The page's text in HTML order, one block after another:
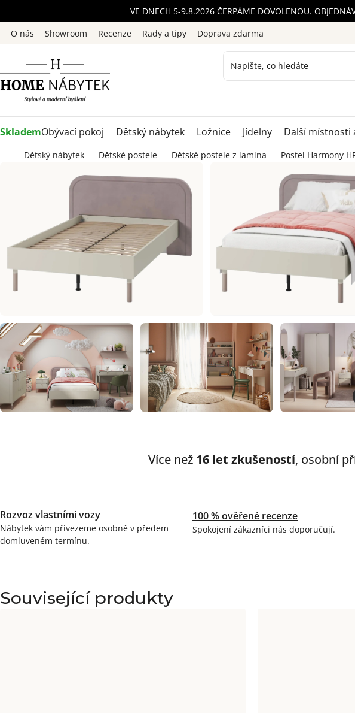
na
obsah
VE DNECH 5-9.8.2026 ČERPÁME DOVOLENOU.
O nás
Showroom Recenze Rady a tipy Doprava zdarma
SklademObývací pokoj Dětský nábytek Ložnice Jídelny Další místnosti
Dětský nábytek Dětské postele Dětské postele z lamina Postel Harmony
Více než 16 let zkušeností, osobní
Rozvoz vlastními vozy
Nábytek vám přivezeme osobně v předem
domluveném termínu.
100 % ověřené recenze
Spokojení zákazníci nás doporučují.
Související produkty